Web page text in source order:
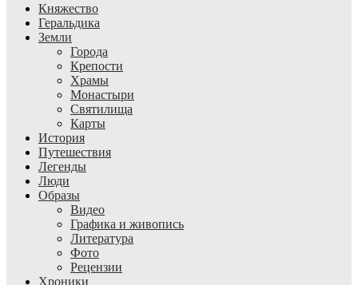
Княжество
Геральдика
Земли
Города
Крепости
Храмы
Монастыри
Святилища
Карты
История
Путешествия
Легенды
Люди
Образы
Видео
Графика и живопись
Литература
Фото
Рецензии
Хроники